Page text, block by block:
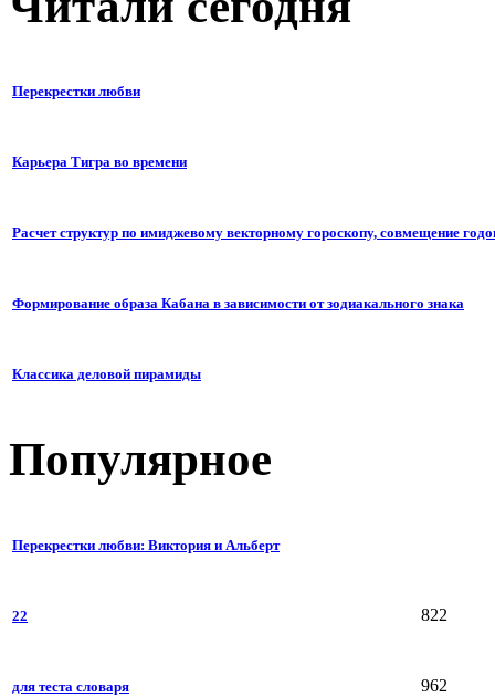
Перекрестки любви
Карьера Тигра во времени
Расчет структур по имиджевому векторному гороскопу, совмещение
Формирование образа Кабана в зависимости от зодиакального знака
Классика деловой пирамиды
Популярное
Перекрестки любви: Виктория и Альберт
22 822
для теста словаря 962